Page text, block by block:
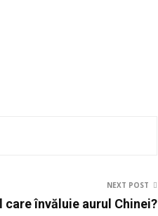
NEXT POST
învăluie aurul Chinei?